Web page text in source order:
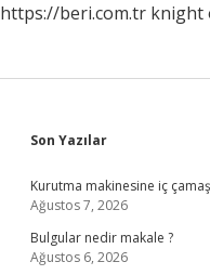
https://beri.com.tr knight
Sidebar
Son Yazılar
Kurutma makinesine iç
Ağustos 7, 2026
Bulgular nedir makale ?
Ağustos 6, 2026